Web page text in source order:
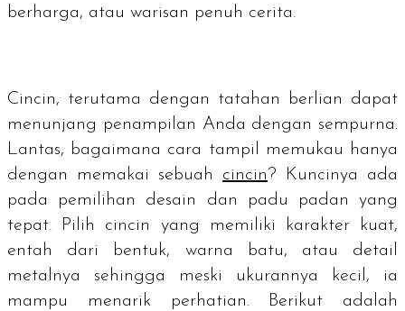
berharga, atau warisan penuh cerita.
Cincin, terutama dengan tatahan berlian dapat
menunjang penampilan Anda dengan sempurna.
Lantas, bagaimana cara tampil memukau hanya
dengan memakai sebuah cincin? Kuncinya ada
pada pemilihan desain dan padu padan yang
tepat. Pilih cincin yang memiliki karakter kuat,
entah dari bentuk, warna batu, atau detail
metalnya sehingga meski ukurannya kecil, ia
mampu menarik perhatian. Berikut adalah